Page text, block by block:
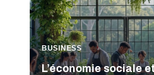
BUSINESS
L’économie sociale